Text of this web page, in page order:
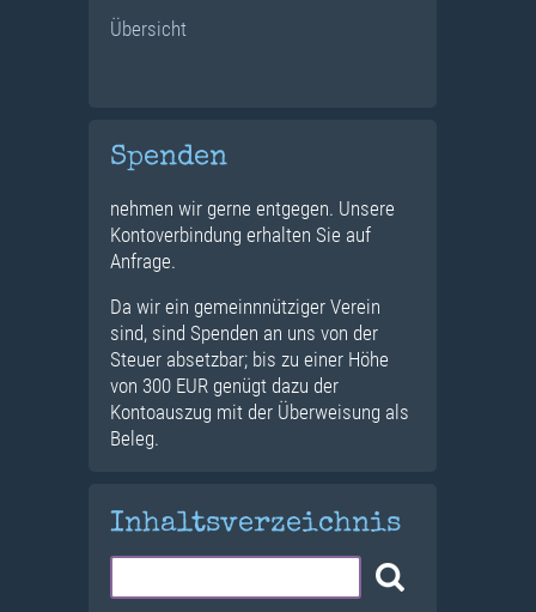
Übersicht
Spenden
nehmen wir gerne entgegen. Unsere
Kontoverbindung erhalten Sie auf
Anfrage.
Da wir ein gemeinnnütziger Verein
sind, sind Spenden an uns von der
Steuer absetzbar; bis zu einer Höhe
von 300 EUR genügt dazu der
Kontoauszug mit der Überweisung als
Beleg.
Inhaltsverzeichnis